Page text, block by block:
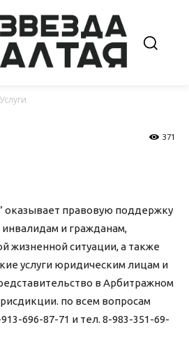
Услуги
371
правовую поддержку
и гражданам,
жизненной ситуации, а также
услуги юридическим лицам и
в Арбитражном
по всем вопросам
696-87-71 и тел. 8-983-351-69-